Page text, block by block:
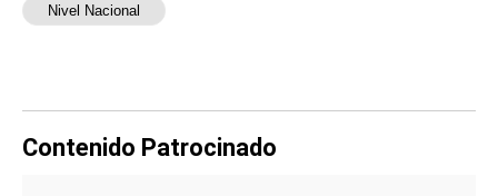
Nivel Nacional
Contenido Patrocinado